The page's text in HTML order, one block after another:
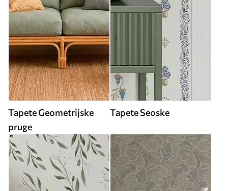
Tapete Geometrijske
pruge
Tapete Seoske